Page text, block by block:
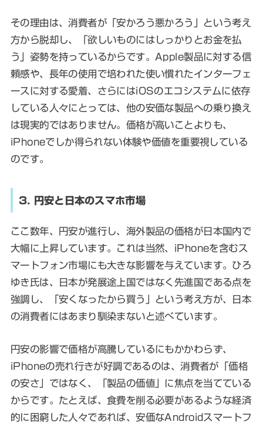
その理由は、消費者が「安かろう悪かろう」という考え
方から脱却し、「欲しいものにはしっかりとお金を払
う」姿勢を持っているからです。Apple製品に対する信
頼感や、長年の使用で培われた使い慣れたインターフェ
ースに対する愛着、さらにはiOSのエコシステムに依存
している人々にとっては、他の安価な製品への乗り換え
は現実的ではありません。価格が高いことよりも、
iPhoneでしか得られない体験や価値を重要視している
のです。
3. 円安と日本のスマホ市場
ここ数年、円安が進行し、海外製品の価格が日本国内で
大幅に上昇しています。これは当然、iPhoneを含むス
マートフォン市場にも大きな影響を与えています。ひろ
ゆき氏は、日本が発展途上国ではなく先進国である点を
強調し、「安くなったから買う」という考え方が、日本
の消費者にはあまり馴染まないと述べています。
円安の影響で価格が高騰しているにもかかわらず、
iPhoneの売れ行きが好調であるのは、消費者が「価格
の安さ」ではなく、「製品の価値」に焦点を当てている
からです。たとえば、食費を削る必要があるような経済
的に困窮した人々であれば、安価なAndroidスマートフ